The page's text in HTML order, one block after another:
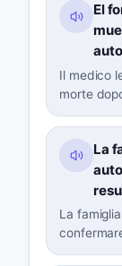
El
Il medico
morte
La
La